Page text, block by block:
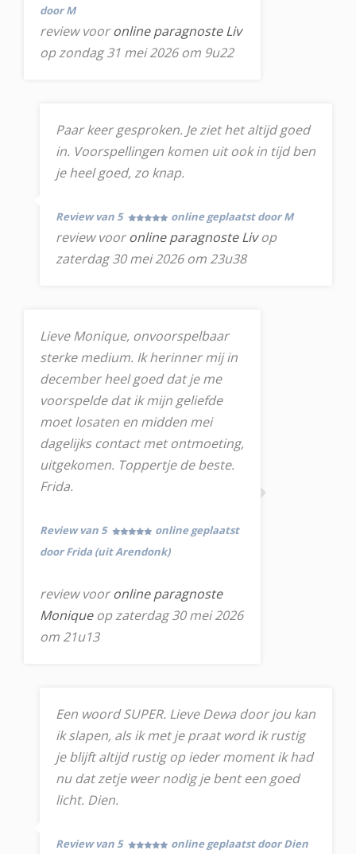
door M
review vooronline paragnoste Liv
op zondag 31 mei 2026 om 9u22
Paar keer gesproken. Je ziet het altijd goed
in. Voorspellingen komen uit ook in tijd ben
je heel goed, zo knap.
Review van 5 online geplaatst door M
review vooronline paragnoste Livop
zaterdag 30 mei 2026 om 23u38
Lieve Monique, onvoorspelbaar
sterke medium. Ik herinner mij in
december heel goed dat je me
voorspelde dat ik mijn geliefde
moet losaten en midden mei
dagelijks contact met ontmoeting,
uitgekomen. Toppertje de beste.
Frida.
Review van 5
online geplaatst
door Frida (uit Arendonk)
review vooronline paragnoste
Moniqueop zaterdag 30 mei 2026
om 21u13
Een woord SUPER. Lieve Dewa door jou kan
ik slapen, als ik met je praat word ik rustig
je blijft altijd rustig op ieder moment ik had
nu dat zetje weer nodig je bent een goed
licht. Dien.
Review van 5
online geplaatst door Dien